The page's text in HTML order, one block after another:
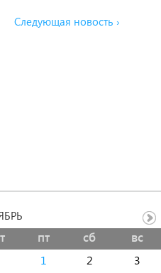
Следующая новость ›
пт сб вс
1 2
3